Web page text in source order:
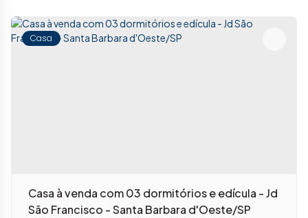
Casa
Casa à venda com 03 dormitórios e edícula - Jd
São Francisco - Santa Barbara d'Oeste/SP